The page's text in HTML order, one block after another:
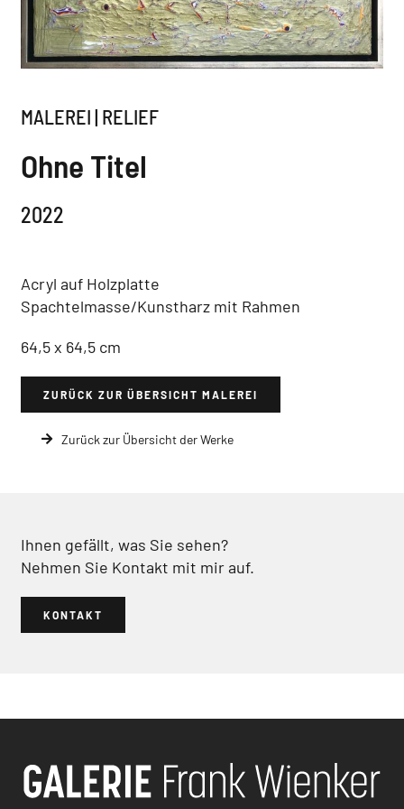
MALEREI | RELIEF
Ohne Titel
2022
Acryl auf Holzplatte
Spachtelmasse/Kunstharz mit Rahmen
64,5 x 64,5 cm
ZURÜCK ZUR ÜBERSICHT MALEREI
Zurück zur Übersicht der Werke
Ihnen gefällt, was Sie sehen?
Nehmen Sie Kontakt mit mir auf.
KONTAKT